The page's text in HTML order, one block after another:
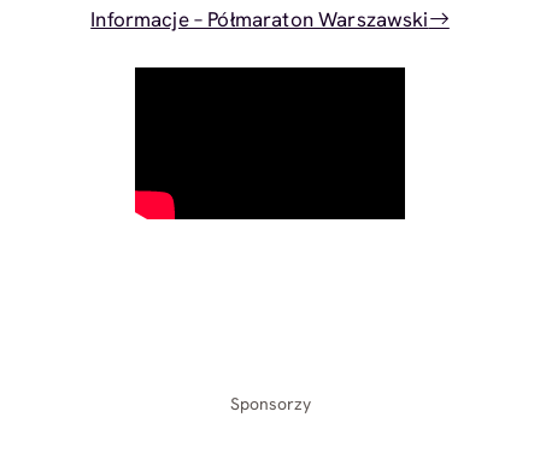
Informacje – Półmaraton Warszawski
Sponsorzy